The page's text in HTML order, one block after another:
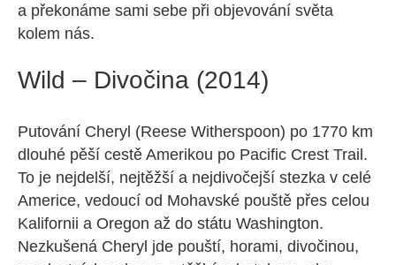
a překonáme sami sebe při objevování světa
kolem nás.
Wild – Divočina (2014)
Putování Cheryl (Reese Witherspoon) po 1770 km
dlouhé pěší cestě Amerikou po Pacific Crest Trail.
To je nejdelší, nejtěžší a nejdivočejší stezka v celé
Americe, vedoucí od Mohavské pouště přes celou
Kalifornii a Oregon až do státu Washington.
Nezkušená Cheryl jde pouští, horami, divočinou,